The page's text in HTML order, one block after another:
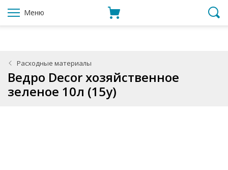
Меню
Расходные материалы
Ведро Decor хозяйственное
зеленое 10л (15у)